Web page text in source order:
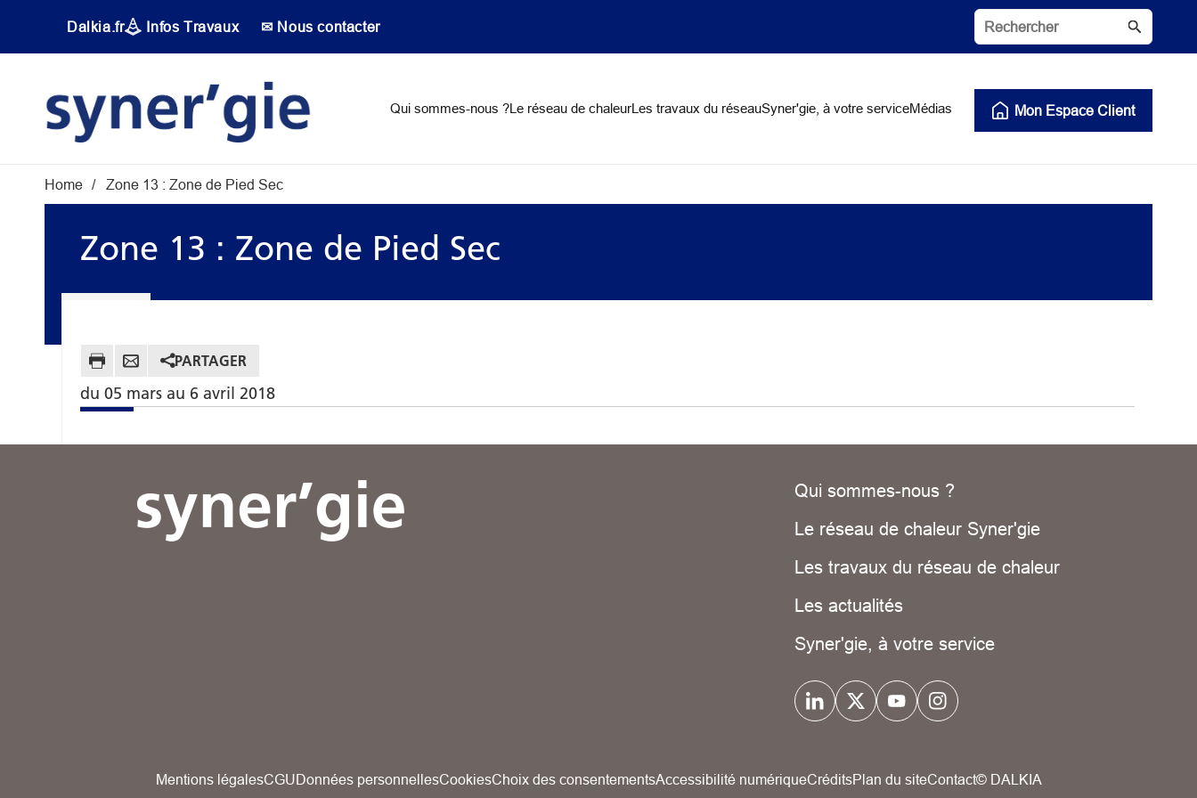
Dalkia.fr Infos Travaux ✉ Nous contacter
Qui sommes-nous ?Le réseau de chaleurLes travaux du réseauSyner'gie, à votre serviceMédias Mon Espace Client
Fil d'Ariane
Home Zone 13 : Zone de Pied Sec
Zone 13 : Zone de Pied Sec
PARTAGER
du 05 mars au 6 avril 2018
Qui sommes-nous ?
Le réseau de chaleur Syner'gie
Les travaux du réseau de chaleur
Les actualités
Syner'gie, à votre service
Mentions légalesCGUDonnées personnellesCookiesChoix des consentementsAccessibilité numériqueCréditsPlan du siteContact© DALKIA